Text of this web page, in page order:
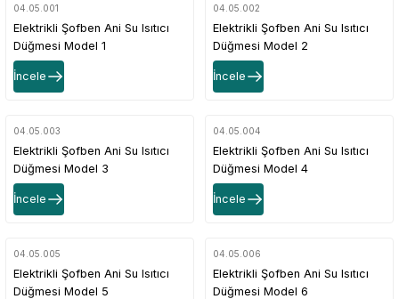
04.05.001
Elektrikli Şofben Ani Su Isıtıcı
Düğmesi Model 1
İncele
04.05.002
Elektrikli Şofben Ani Su Isıtıcı
Düğmesi Model 2
İncele
04.05.003
Elektrikli Şofben Ani Su Isıtıcı
Düğmesi Model 3
İncele
04.05.004
Elektrikli Şofben Ani Su Isıtıcı
Düğmesi Model 4
İncele
04.05.005
Elektrikli Şofben Ani Su Isıtıcı
Düğmesi Model 5
04.05.006
Elektrikli Şofben Ani Su Isıtıcı
Düğmesi Model 6